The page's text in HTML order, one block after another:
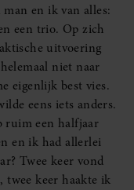
en ik van alles:
een trio. Op zich
uitvoering
niet naar
eigenlijk best vies.
eens iets anders.
ruim een halfjaar
en ik had allerlei
Twee keer vond
keer haakte ik